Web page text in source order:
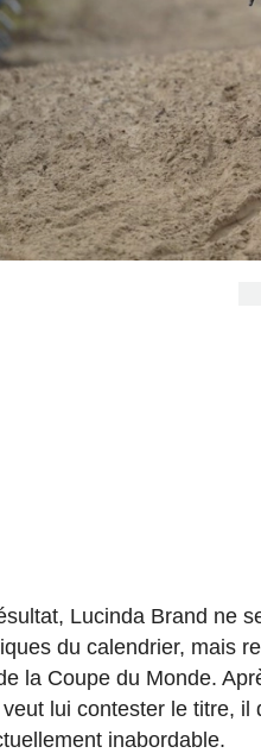
Lucinda Brand ne
du calendrier, mais
la Coupe du Monde.
lui contester le titre,
inabordable.